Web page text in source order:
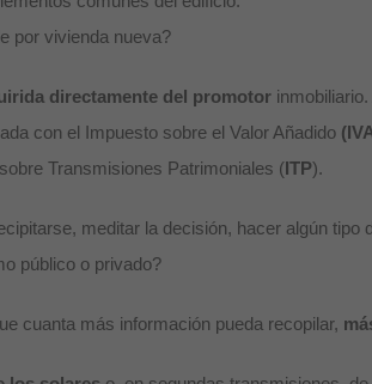
por vivienda nueva?
directamente del promotor
con el Impuesto sobre el Valor Añadido
Transmisiones Patrimoniales (ITP).
meditar la decisión, hacer algún
público o privado?
cuanta más información pueda recopilar,